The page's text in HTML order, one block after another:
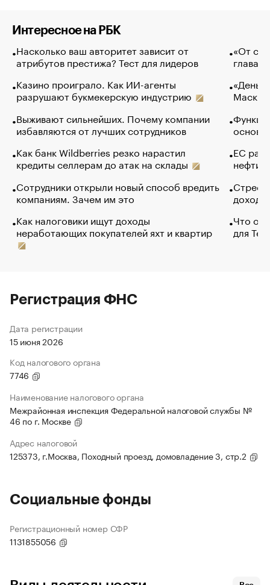
Интересное на РБК
Насколько ваш авторитет зависит от
атрибутов престижа? Тест для лидеров
Казино проиграло. Как ИИ-агенты
разрушают букмекерскую индустрию
Выживают сильнейших. Почему компании
избавляются от лучших сотрудников
Как банк Wildberries резко нарастил
кредиты селлерам до атак на склады
Сотрудники открыли новый способ вредить
компаниям. Зачем им это
Как налоговики ищут доходы
неработающих покупателей яхт и квартир
«От
глава
Маск в
основ
ЕС
нефти
Что
для
Регистрация ФНС
Дата регистрации
15 июня 2026
Код налогового органа
7746
Наименование налогового органа
Межрайонная инспекция Федеральной налоговой службы №
46 по г. Москве
Адрес налоговой
125373, г.Москва, Походный проезд, домовладение 3, стр.2
Социальные фонды
Регистрационный номер СФР
1131855056